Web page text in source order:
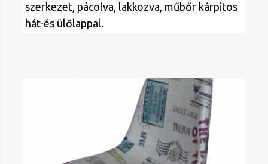
szerkezet, pácolva, lakkozva, műbőr kárpitos
hát-és ülőlappal.